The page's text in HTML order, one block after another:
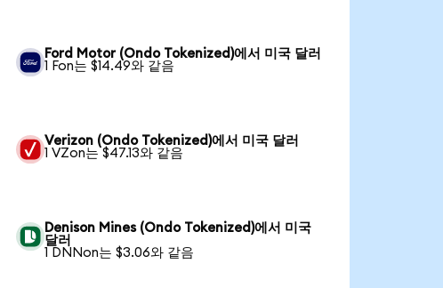
Ford Motor (Ondo Tokenized)에서 미국 달러
1 Fon는 $14.49와 같음
Verizon (Ondo Tokenized)에서 미국 달러
1 VZon는 $47.13와 같음
Denison Mines (Ondo Tokenized)에서 미국
달러
1 DNNon는 $3.06와 같음